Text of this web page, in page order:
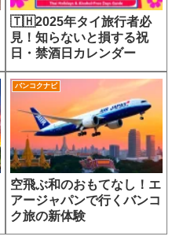
🇹🇭2025年タイ旅行者必
見！知らないと損する祝
日・禁酒日カレンダー
バンコクナビ
空飛ぶ和のおもてなし！エ
アージャパンで行くバンコ
ク旅の新体験